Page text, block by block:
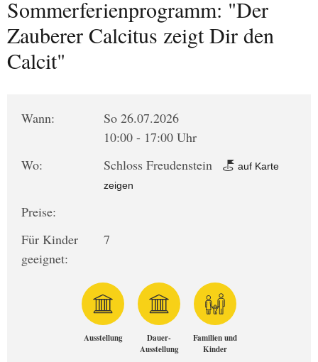
Sommerferienprogramm: "Der
Zauberer Calcitus zeigt Dir den
Calcit"
Wann:
So 26.07.2026
10:00 - 17:00 Uhr
Wo:
Schloss Freudenstein
auf Karte
zeigen
Preise:
Für Kinder
geeignet:
7
Ausstellung
Dauer-
Ausstellung
Familien und
Kinder